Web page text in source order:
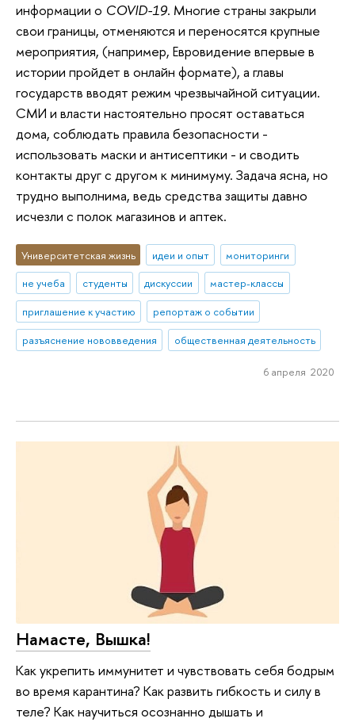
информации о COVID-19. Многие страны закрыли
свои границы, отменяются и переносятся крупные
мероприятия, (например, Евровидение впервые в
истории пройдет в онлайн формате), а главы
государств вводят режим чрезвычайной ситуации.
СМИ и власти настоятельно просят оставаться
дома, соблюдать правила безопасности -
использовать маски и антисептики - и сводить
контакты друг с другом к минимуму. Задача ясна, но
трудно выполнима, ведь средства защиты давно
исчезли с полок магазинов и аптек.
Университетская жизнь идеи и опыт
мониторинги
не учеба
студенты дискуссии
мастер-классы
приглашение к участию
репортаж о событии
разъяснение нововведения
общественная деятельность
6 апреля 2020
Намасте, Вышка!
Как укрепить иммунитет и чувствовать себя бодрым
во время карантина? Как развить гибкость и силу в
теле? Как научиться осознанно дышать и